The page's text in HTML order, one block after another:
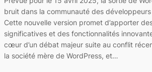
bruit dans la communauté des
Cette nouvelle version promet d’apporter
significatives et des fonctionnalités
cœur d’un débat majeur suite au conflit
la société mère de WordPress, et…